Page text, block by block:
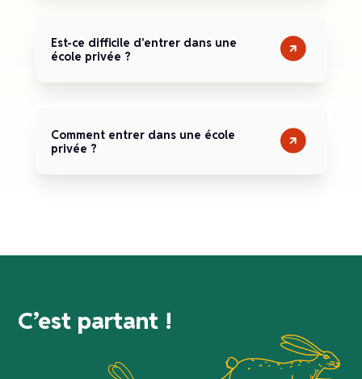
Est-ce difficile d'entrer dans une
école privée ?
Comment entrer dans une école
privée ?
C’est partant !